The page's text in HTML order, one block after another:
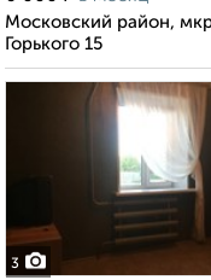
Московский район,
Горького 15
3